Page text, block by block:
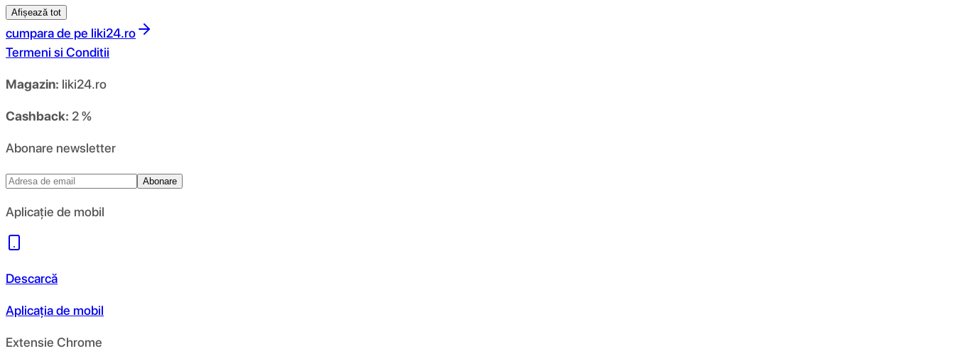
Afișează tot
cumpara de pe liki24.ro
Termeni si Conditii
Magazin: liki24.ro
Cashback: 2 %
Abonare newsletter
Abonare
Aplicație de mobil
Descarcă
Aplicația de mobil
Extensie Chrome